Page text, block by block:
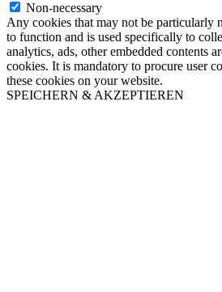
Non-necessary
Any cookies that may not be particularly
to function and is used specifically to
analytics, ads, other embedded contents
cookies. It is mandatory to procure user
these cookies on your website.
SPEICHERN & AKZEPTIEREN